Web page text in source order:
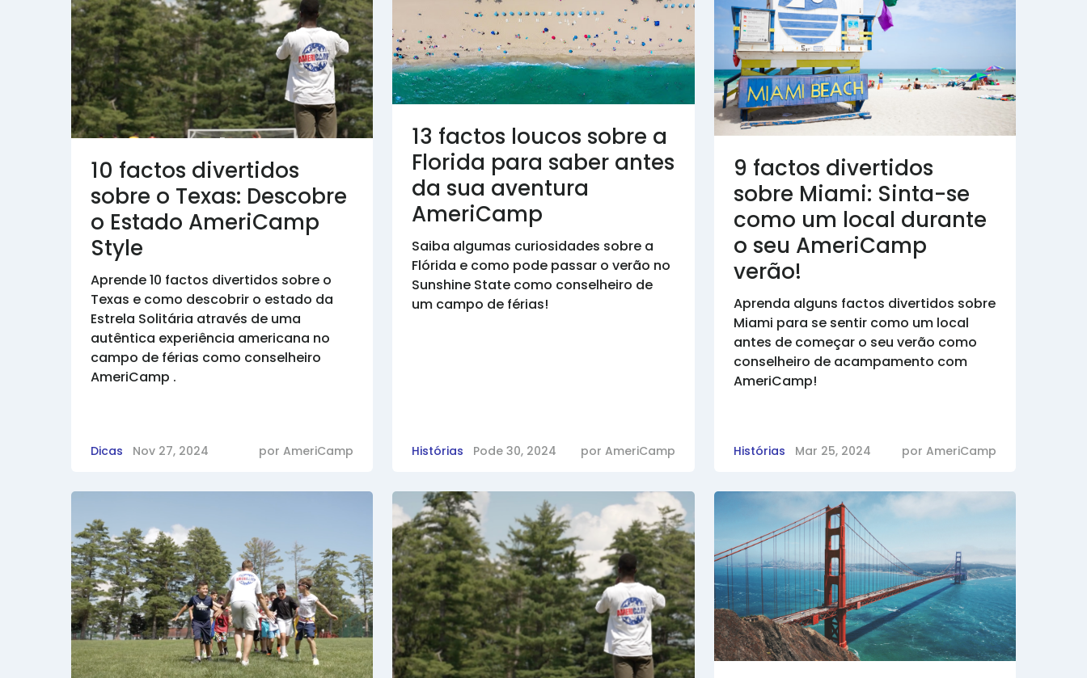
10 factos divertidos
sobre o Texas: Descobre
o Estado AmeriCamp
Style
Aprende 10 factos divertidos sobre o
Texas e como descobrir o estado da
Estrela Solitária através de uma
autêntica experiência americana no
campo de férias como conselheiro
AmeriCamp .
Dicas Nov 27, 2024 porAmeriCamp
13 factos loucos sobre a
Florida para saber antes
da sua aventura
AmeriCamp
Saiba algumas curiosidades sobre a
Flórida e como pode passar o verão no
Sunshine State como conselheiro de
um campo de férias!
Histórias Pode 30, 2024 por AmeriCamp
9 factos divertidos
sobre Miami: Sinta-se
como um local durante
o seu AmeriCamp
verão!
Aprenda alguns factos divertidos sobre
Miami para se sentir como um local
antes de começar o seu verão como
conselheiro de acampamento com
AmeriCamp!
Histórias Mar 25, 2024 por AmeriCamp